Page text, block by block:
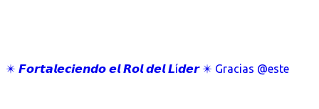
✴️ 𝙁𝙤𝙧𝙩𝙖𝙡𝙚𝙘𝙞𝙚𝙣𝙙𝙤 𝙚𝙡 𝙍𝙤𝙡 𝙙𝙚𝙡 𝙇í𝙙𝙚𝙧 ✴️ Gracias @este